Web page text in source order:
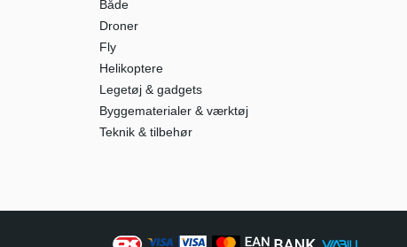
Både
Droner
Fly
Helikoptere
Legetøj & gadgets
Byggematerialer & værktøj
Teknik & tilbehør